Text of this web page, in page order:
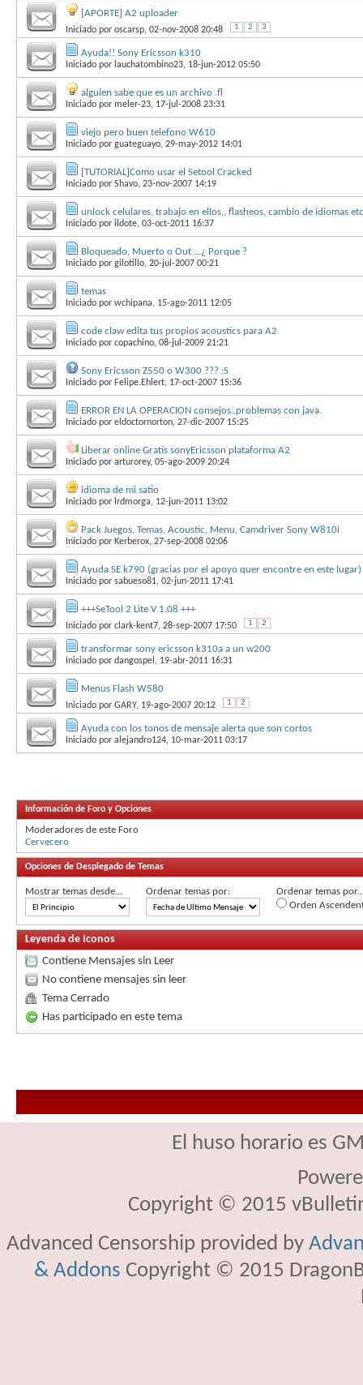
[APORTE] A2 uploader
Iniciado por oscarsp, 02-nov-2008 20:48 1 2 3
Ayuda!! Sony Ericsson k310
Iniciado por lauchatombino23, 18-jun-2012 05:50
alguien sabe que es un archivo .fl
Iniciado por meler-23, 17-jul-2008 23:31
viejo pero buen telefono W610
Iniciado por guateguayo, 29-may-2012 14:01
[TUTORIAL]Como usar el Setool Cracked
Iniciado por Shavo, 23-nov-2007 14:19
unlock celulares, trabajo en ellos,, flasheos, cambio de idiomas
Iniciado por ildote, 03-oct-2011 16:37
Bloqueado, Muerto o Out ...¿ Porque ?
Iniciado por gilotillo, 20-jul-2007 00:21
temas
Iniciado por wchipana, 15-ago-2011 12:05
code claw edita tus propios acoustics para A2
Iniciado por copachino, 08-jul-2009 21:21
Sony Ericsson Z550 o W300 ??? :S
Iniciado por Felipe.Ehlert, 17-oct-2007 15:36
ERROR EN LA OPERACION consejos..problemas con java.
Iniciado por eldoctornorton, 27-dic-2007 15:25
Liberar online Gratis sonyEricsson plataforma A2
Iniciado por arturorey, 05-ago-2009 20:24
idioma de mi satio
Iniciado por lrdmorga, 12-jun-2011 13:02
Pack Juegos, Temas, Acoustic, Menu, Camdriver Sony W810i
Iniciado por Kerberox, 27-sep-2008 02:06
Ayuda SE k790 (gracias por el apoyo quer encontre en este lugar)
Iniciado por sabueso81, 02-jun-2011 17:41
+++SeTool 2 Lite V 1.08 +++
Iniciado por clark-kent7, 28-sep-2007 17:50 1 2
transformar sony ericsson k310a a un w200
Iniciado por dangospel , 19-abr-2011 16:31
Menus Flash W580
Iniciado por GARY, 19-ago-2007 20:12 1 2
Ayuda con los tonos de mensaje alerta que son cortos
Iniciado por alejandro124, 10-mar-2011 03:17
Información de Foro y Opciones
Moderadores de este Foro
Cervecero
Opciones de Desplegado de Temas
Mostrar temas desde... Ordenar temas por:
Ordenar temas
Orden
Leyenda de Iconos
Contiene Mensajes sin Leer
No contiene mensajes sin leer
Tema Cerrado
Has participado en este tema
El huso horario es
Copyright © 2015
Advanced Censorship provided by
& Addons Copyright © 2015